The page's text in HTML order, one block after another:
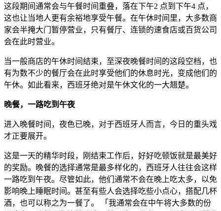
这段期间通常会与午餐时间重叠，落在下午2 点到下午4 点，
这也让当地人更有余裕地享受午餐。在午休时间里，大多数商
家会半掩大门暂停营业，只有餐厅、连锁的速食店或百货公司
会在此时营业。
当一般商店的午休时间结束，至深夜晚餐时间的这段空档，也
有为数不少的餐厅会在此时享受他们的休息时光，变成他们的
午休。如此看来，西班牙绝对是午休文化的一大翘楚。
晚餐，一路吃到午夜
进入晚餐时间，夜色已晚，对于西班牙人而言，今日的重头戏
才正要展开。
这是一天的精华时段，刚结束工作后，好好吃顿饭就是最美好
的奖励。晚餐的选择通常是最多样化的，西班牙人往往会这样
一路吃到午夜。尽管如此，他们通常不会在晚上吃太多，以免
影响晚上睡眠时间。甚至有些人会选择吃些小点心，搭配几杯
酒，也可以称之为一餐了。 「我通常会在中午将大多数的份